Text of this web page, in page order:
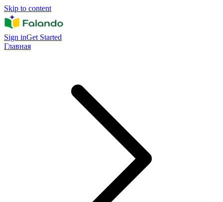
Skip to content
Sign inGet Started
Главная